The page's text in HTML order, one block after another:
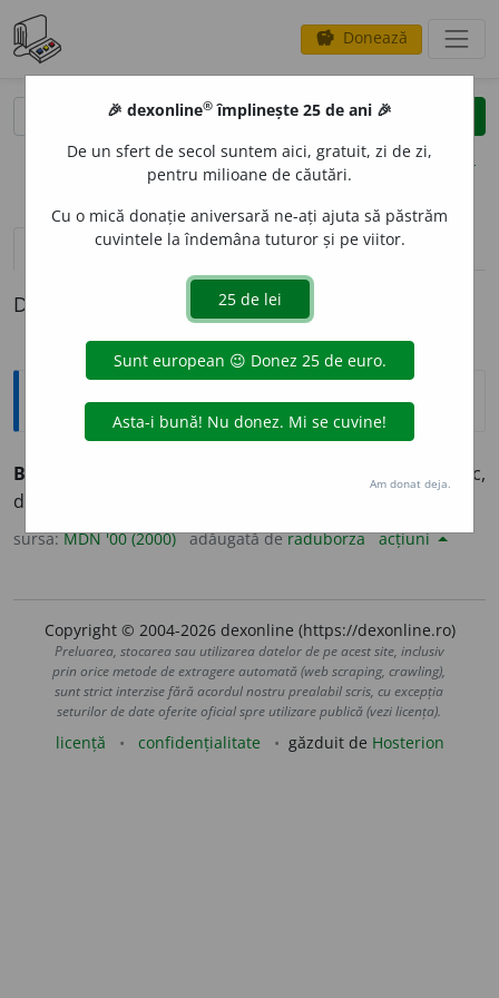
savings Donează
clear
opțiuni
definiții (1)
Definiția cu ID-ul 387601:
Explicative DEX
BABEURRE
preparat alimentar dietetic,
din lapte degresat, pentru sugari. (<fr.
sursa:MDN '00 (2000) adăugată deraduborza acțiuni
Copyright © 2004-2026 dexonline (https://dexonline.ro)
Preluarea, stocarea sau utilizarea datelor de pe acest site, inclusiv
prin orice metode de extragere automată (web scraping, crawling),
sunt strict interzise fără acordul nostru prealabil scris, cu excepția
seturilor de date oferite oficial spre utilizare publică (vezi licența).
licență confidențialitate găzduit de Hosterion
🎉 dexonline® împlinește 25 de ani 🎉
De un sfert de secol suntem aici, gratuit, zi de zi,
pentru milioane de căutări.
Cu o mică donație aniversară ne-ați ajuta să păstrăm
cuvintele la îndemâna tuturor și pe viitor.
Am donat deja.